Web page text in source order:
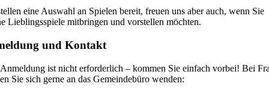
eine Auswahl an Spielen bereit, freuen uns aber auch, wenn Sie
Lieblingsspiele mitbringen und vorstellen möchten.
und Kontakt
ist nicht erforderlich – kommen Sie einfach vorbei! Bei
Sie sich gerne an das Gemeindebüro wenden: